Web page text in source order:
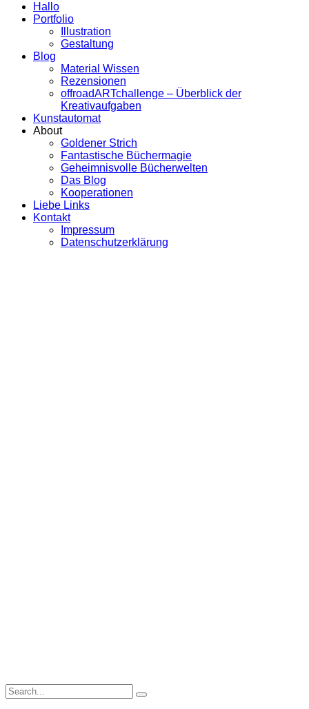
Hallo
Portfolio
Illustration
Gestaltung
Blog
Material Wissen
Rezensionen
offroadARTchallenge – Überblick der
Kreativaufgaben
Kunstautomat
About
Goldener Strich
Fantastische Büchermagie
Geheimnisvolle Bücherwelten
Das Blog
Kooperationen
Liebe Links
Kontakt
Impressum
Datenschutzerklärung